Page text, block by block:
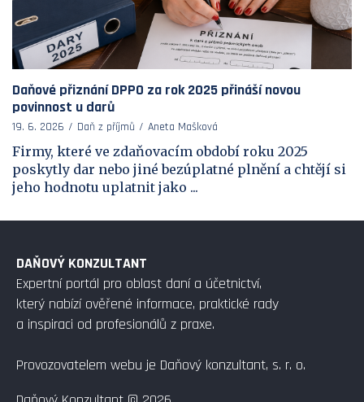
Daňové přiznání DPPO za rok 2025 přináší novou
povinnost u darů
19. 6. 2026 Daň z příjmů Aneta Mašková
Firmy, které ve zdaňovacím období roku 2025
poskytly dar nebo jiné bezúplatné plnění a chtějí si
jeho hodnotu uplatnit jako ...
DAŇOVÝ KONZULTANT
Expertní portál pro oblast daní a účetnictví,
který nabízí ověřené informace, praktické rady
a inspiraci od profesionálů z praxe.
Provozovatelem webu je Daňový konzultant, s. r. o.